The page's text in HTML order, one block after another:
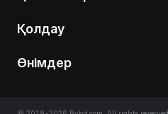
Қолдау
Өнімдер